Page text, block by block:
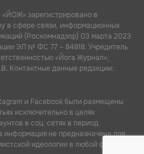
зарегистрировано в
в сфере связи, информационных
(Роскомнадзор) 03 марта 2023
ЭЛ № ФС 77 – 84818. Учредитель
«Йога Журнал»,
Контактные данные редакции:
и Facebook были размещены
исключительно в целях
в соц. сетях в период
информация не предназначена для
идеологии в любой форме.